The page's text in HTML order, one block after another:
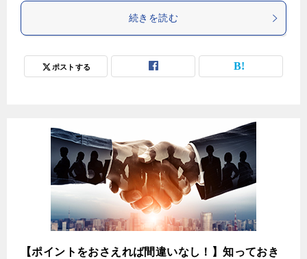
続きを読む
ポストする
【ポイントをおさえれば間違いなし！】知っておき